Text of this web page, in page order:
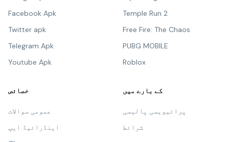
Facebook Apk
Twitter apk
Telegram Apk
Youtube Apk
Temple Run 2
Free Fire: The Chaos
PUBG MOBILE
Roblox
خصائص
عمومی سوالات
اینڈرائیڈ ایپ
کے بارے میں
پرائیویسی پالیسی
شرائط